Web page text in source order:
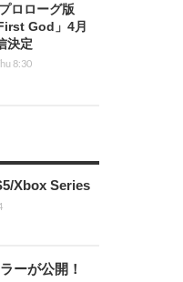
ロローグ版
God」4月
決定
8:30
Xbox Series
ーが公開！